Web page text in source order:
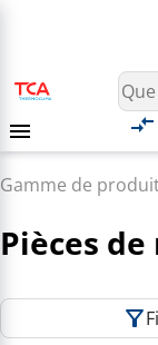
Gamme de
Pièces